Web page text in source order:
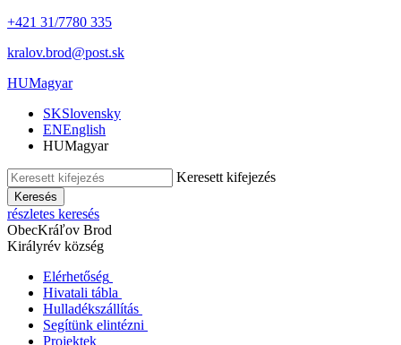
+421 31/7780 335
kralov.brod@post.sk
HUMagyar
SKSlovensky
ENEnglish
HUMagyar
Keresett kifejezés
Keresés
részletes keresés
ObecKráľov Brod
Királyrév község
Elérhetőség
Hivatali tábla
Hulladékszállítás
Segítünk elintézni
Projektek